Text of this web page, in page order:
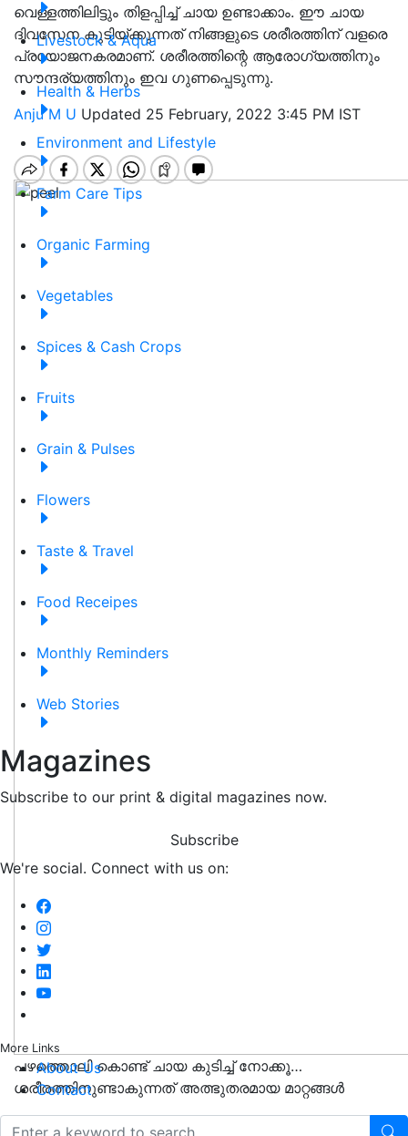
Livestock & Aqua
Health & Herbs
Environment and Lifestyle
Farm Care Tips
Organic Farming
Vegetables
Spices & Cash Crops
Fruits
Grain & Pulses
Flowers
Taste & Travel
Food Receipes
Monthly Reminders
Web Stories
Magazines
Subscribe to our print & digital magazines now.
Subscribe
We're social. Connect with us on:
More Links
About Us
Contact
വെള്ളത്തിലിട്ടും തിളപ്പിച്ച് ചായ ഉണ്ടാക്കാം. ഈ ചായ
ദിവസേന കുടിയ്ക്കുന്നത് നിങ്ങളുടെ ശരീരത്തിന് വളരെ
പ്രയോജനകരമാണ്. ശരീരത്തിന്റെ ആരോഗ്യത്തിനും
സൗന്ദര്യത്തിനും ഇവ ഗുണപ്പെടുന്നു.
Anju M U Updated 25 February, 2022 3:45 PM IST
പഴത്തൊലി കൊണ്ട് ചായ കുടിച്ച് നോക്കൂ…
ശരീരത്തിനുണ്ടാകുന്നത് അത്ഭുതരമായ മാറ്റങ്ങൾ
ഏത്തപ്പഴം ശരീരത്തിന് വളരെ ഗുണപ്രദമാണ്. പഴം